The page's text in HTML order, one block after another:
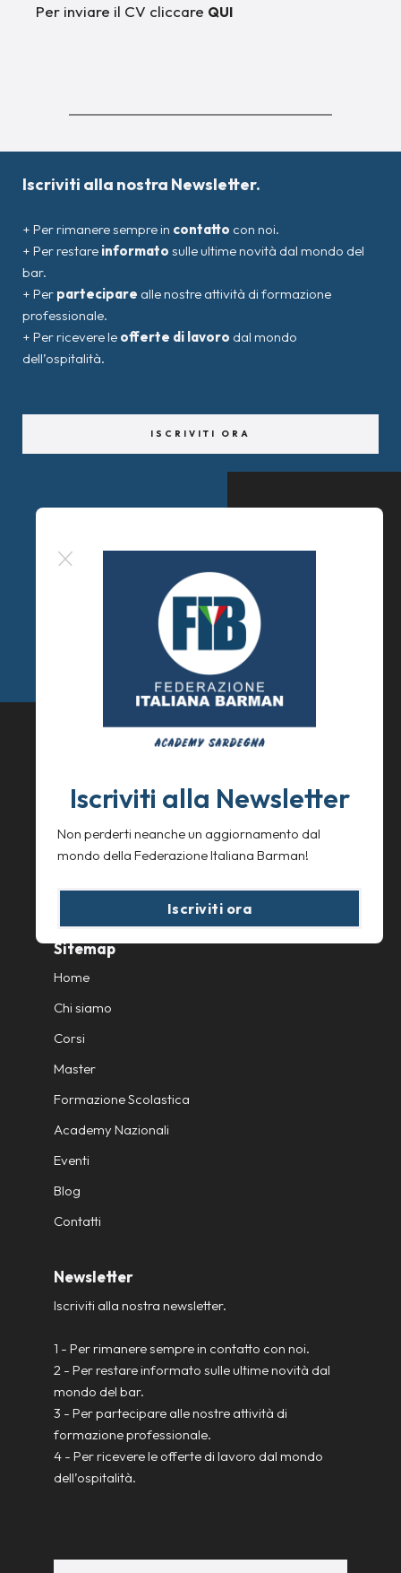
Per inviare il CV cliccare QUI
Iscriviti alla nostra Newsletter.
+ Per rimanere sempre in contatto con noi.
+ Per restare informato sulle ultime novità dal mondo del
bar.
+ Per partecipare alle nostre attività di formazione
professionale.
+ Per ricevere le offerte di lavoro dal mondo
dell’ospitalità.
ISCRIVITI ORA
© F.I.B Academy Sardegna ® 2025
Formazione Ente Terzo Settore
C.F. 92261650920
Tel: +39 3881037862
Privacy Policy
Cookie Policy
Sitemap
Home
Chi siamo
Corsi
Master
Formazione Scolastica
Academy Nazionali
Eventi
Blog
Contatti
Newsletter
Iscriviti alla nostra newsletter.
1 - Per rimanere sempre in contatto con noi.
2 - Per restare informato sulle ultime novità dal
mondo del bar.
3 - Per partecipare alle nostre attività di
formazione professionale.
4 - Per ricevere le offerte di lavoro dal mondo
dell’ospitalità.
Iscriviti alla Newsletter
Non perderti neanche un aggiornamento dal
mondo della Federazione Italiana Barman!
Iscriviti ora